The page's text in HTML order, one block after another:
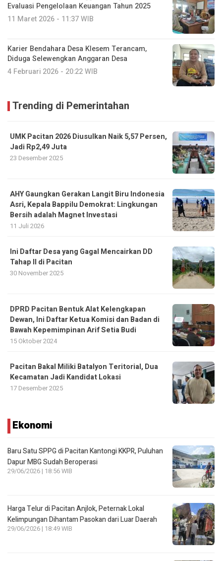
Evaluasi Pengelolaan Keuangan Tahun 2025
11 Maret 2026 - 11:37 WIB
Karier Bendahara Desa Klesem Terancam,
Diduga Selewengkan Anggaran Desa
4 Februari 2026 - 20:22 WIB
Trending di Pemerintahan
UMK Pacitan 2026 Diusulkan Naik 5,57 Persen,
Jadi Rp2,49 Juta
23 Desember 2025
AHY Gaungkan Gerakan Langit Biru Indonesia
Asri, Kepala Bappilu Demokrat: Lingkungan
Bersih adalah Magnet Investasi
11 Juli 2026
Ini Daftar Desa yang Gagal Mencairkan DD
Tahap II di Pacitan
30 November 2025
DPRD Pacitan Bentuk Alat Kelengkapan
Dewan, Ini Daftar Ketua Komisi dan Badan di
Bawah Kepemimpinan Arif Setia Budi
15 Oktober 2024
Pacitan Bakal Miliki Batalyon Teritorial, Dua
Kecamatan Jadi Kandidat Lokasi
17 Desember 2025
Ekonomi
Baru Satu SPPG di Pacitan Kantongi KKPR, Puluhan
Dapur MBG Sudah Beroperasi
29/06/2026 | 18:56 WIB
Harga Telur di Pacitan Anjlok, Peternak Lokal
Kelimpungan Dihantam Pasokan dari Luar Daerah
29/06/2026 | 18:49 WIB